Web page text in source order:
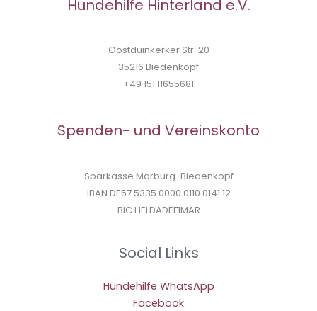
Hundehilfe Hinterland e.V.
Oostduinkerker Str. 20
35216 Biedenkopf
+49 151 11655681
Spenden- und Vereinskonto
Sparkasse Marburg-Biedenkopf
IBAN DE57 5335 0000 0110 0141 12
BIC HELDADEF1MAR
Social Links
Hundehilfe WhatsApp
Facebook